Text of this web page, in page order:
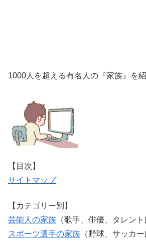
1000人を超える有名人の『家族』を紹
【目次】
サイトマップ
【カテゴリー別】
芸能人の家族 （歌手、俳優、タレント
スポーツ選手の家族 （野球、サッカー